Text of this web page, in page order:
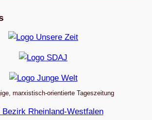
marxistisch-orientierte Tageszeitung
Bezirk Rheinland-Westfalen